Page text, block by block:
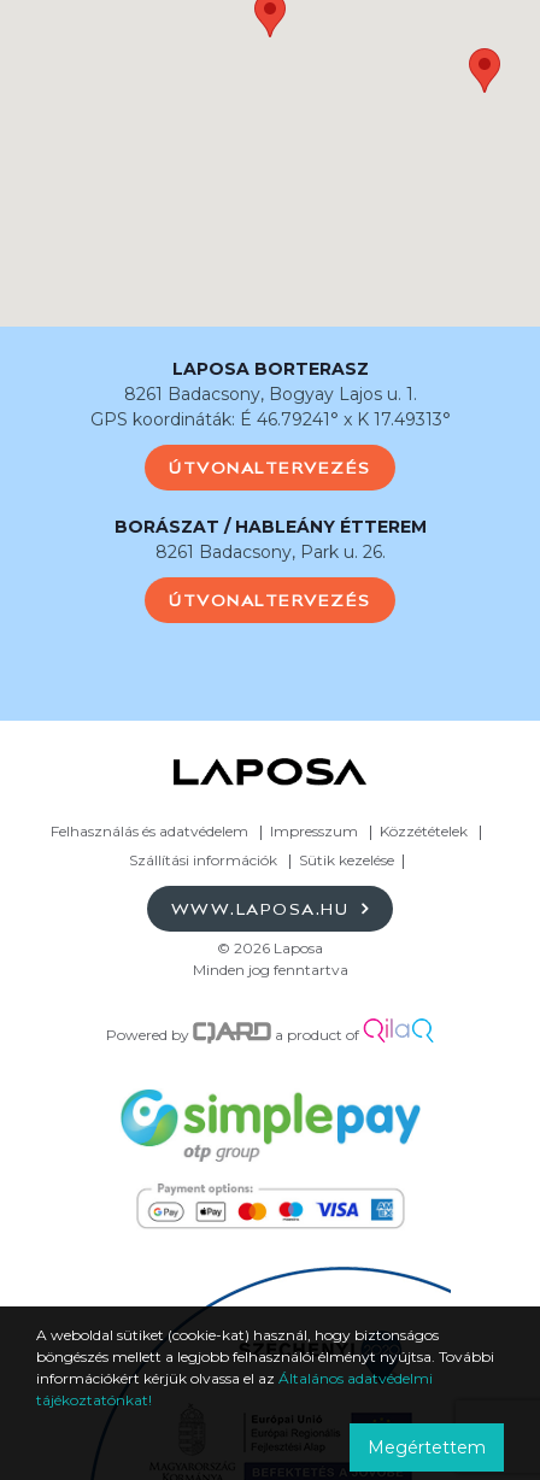
LAPOSA BORTERASZ
8261 Badacsony, Bogyay Lajos u. 1.
GPS koordináták: É 46.79241° x K 17.49313°
ÚTVONALTERVEZÉS
BORÁSZAT / HABLEÁNY ÉTTEREM
8261 Badacsony, Park u. 26.
ÚTVONALTERVEZÉS
Felhasználás és adatvédelem Impresszum
Közzétételek
Szállítási információk
Sütik kezelése
WWW.LAPOSA.HU
© 2026 Laposa
Minden jog fenntartva
Powered by a product of
A weboldal sütiket (cookie-kat) használ, hogy biztonságos
böngészés mellett a legjobb felhasználói élményt nyújtsa. További
információkért kérjük olvassa el az Általános adatvédelmi
tájékoztatónkat!
Megértettem